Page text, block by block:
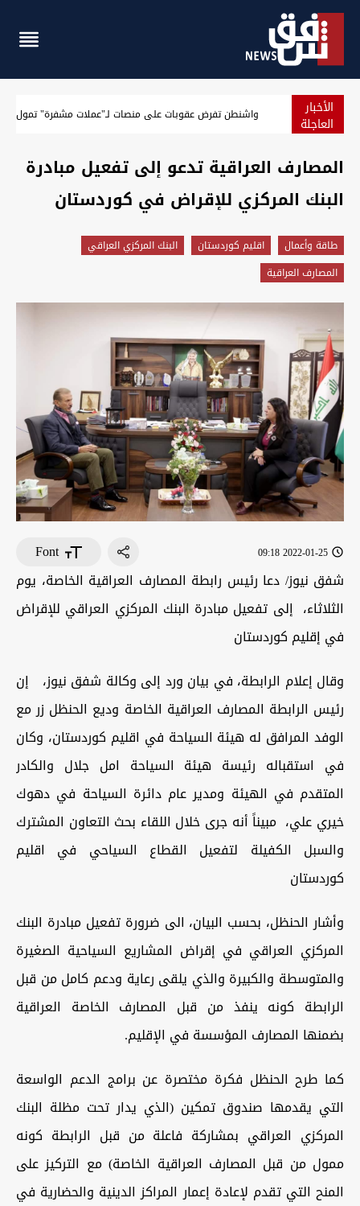
الأخبار
العاجلة الجيش الأميركي يعلن حصيلة جديدة لنتائج حصار إيران
المصارف العراقية تدعو إلى تفعيل مبادرة
البنك المركزي للإقراض في كوردستان
طاقة وأعمال اقليم كوردستان
البنك المركزي العراقي
المصارف العراقية
2022-01-25 09:18
Font
شفق نيوز/ دعا رئيس رابطة المصارف العراقية الخاصة، يوم
الثلاثاء، إلى تفعيل مبادرة البنك المركزي العراقي للإقراض
في إقليم كوردستان
وقال إعلام الرابطة، في بيان ورد إلى وكالة شفق نيوز، إن
رئيس الرابطة المصارف العراقية الخاصة وديع الحنظل زر مع
الوفد المرافق له هيئة السياحة في اقليم كوردستان، وكان
في استقباله رئيسة هيئة السياحة امل جلال والكادر
المتقدم في الهيئة ومدير عام دائرة السياحة في دهوك
خيري علي، مبيناً أنه جرى خلال اللقاء بحث التعاون المشترك
والسبل الكفيلة لتفعيل القطاع السياحي في اقليم
كوردستان
وأشار الحنظل، بحسب البيان، الى ضرورة تفعيل مبادرة البنك
المركزي العراقي في إقراض المشاريع السياحية الصغيرة
والمتوسطة والكبيرة والذي يلقى رعاية ودعم كامل من قبل
الرابطة كونه ينفذ من قبل المصارف الخاصة العراقية
بضمنها المصارف المؤسسة في الإقليم.
كما طرح الحنظل فكرة مختصرة عن برامج الدعم الواسعة
التي يقدمها صندوق تمكين (الذي يدار تحت مظلة البنك
المركزي العراقي بمشاركة فاعلة من قبل الرابطة كونه
ممول من قبل المصارف العراقية الخاصة) مع التركيز على
المنح التي تقدم لإعادة إعمار المراكز الدينية والحضارية في